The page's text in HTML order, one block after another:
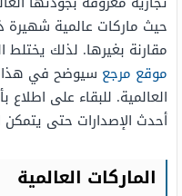
حيث ماركات عالمية شهيرة
مقارنة بغيرها. لذلك يختلط
موقع مرجع سيوضح في هذا
العالمية. للبقاء على
أحدث الإصدارات حتى
الماركات العالمية